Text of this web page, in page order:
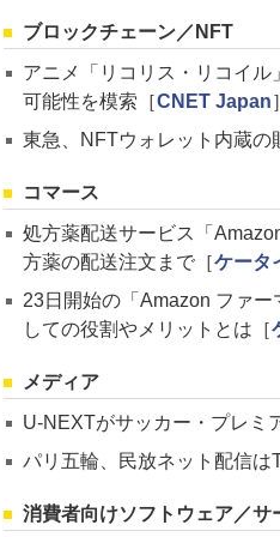
ブロックチェーン／NFT
アニメ「リコリス・リコイ
可能性を模索［CNET Japan
東急、NFTウォレット内蔵の
コマース
処方薬配送サービス「
方薬の配送注文まで［ケータ
23日開始の「Amazon ファ
しての役割やメリットとは［
メディア
U-NEXTがサッカー・プレミ
パリ五輪、民放ネット配信は
消費者向けソフトウェア／サ